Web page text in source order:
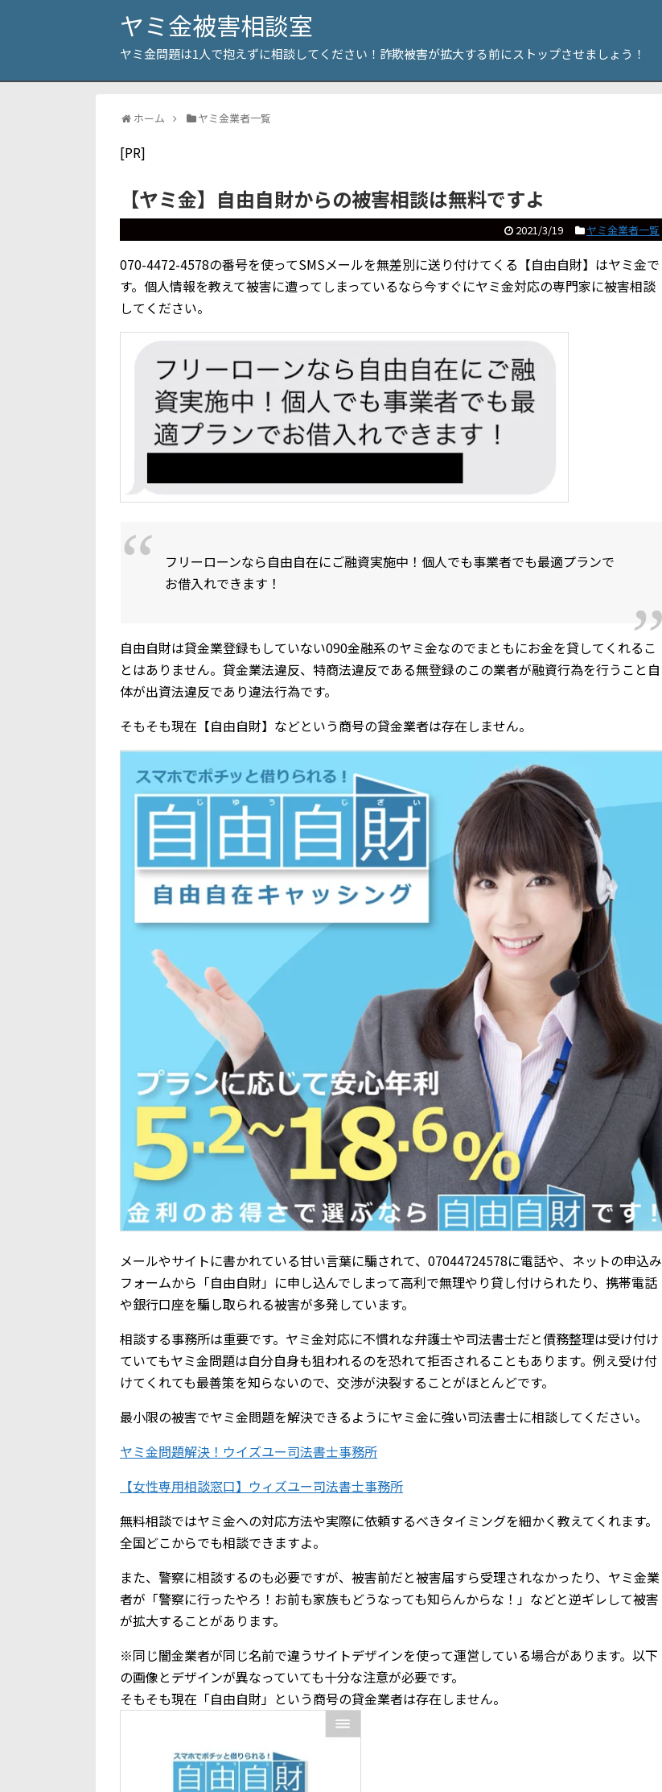
ヤミ金被害相談室
ヤミ金問題は1人で抱えずに相談してください！詐欺被害が拡大する前にストップさせましょう！
ホーム ヤミ金業者一覧
[PR]
【ヤミ金】自由自財からの被害相談は無料ですよ
2021/3/19 ヤミ金業者一覧
070-4472-4578の番号を使ってSMSメールを無差別に送り付けてくる【自由自財】はヤミ金で
す。個人情報を教えて被害に遭ってしまっているなら今すぐにヤミ金対応の専門家に被害相談
してください。
フリーローンなら自由自在にご融資実施中！個人でも事業者でも最適プランで
お借入れできます！
自由自財は貸金業登録もしていない090金融系のヤミ金なのでまともにお金を貸してくれるこ
とはありません。貸金業法違反、特商法違反である無登録のこの業者が融資行為を行うこと自
体が出資法違反であり違法行為です。
そもそも現在【自由自財】などという商号の貸金業者は存在しません。
メールやサイトに書かれている甘い言葉に騙されて、07044724578に電話や、ネットの申込み
フォームから「自由自財」に申し込んでしまって高利で無理やり貸し付けられたり、携帯電話
や銀行口座を騙し取られる被害が多発しています。
相談する事務所は重要です。ヤミ金対応に不慣れな弁護士や司法書士だと債務整理は受け付け
ていてもヤミ金問題は自分自身も狙われるのを恐れて拒否されることもあります。例え受け付
けてくれても最善策を知らないので、交渉が決裂することがほとんどです。
最小限の被害でヤミ金問題を解決できるようにヤミ金に強い司法書士に相談してください。
ヤミ金問題解決！ウイズユー司法書士事務所
【女性専用相談窓口】ウィズユー司法書士事務所
無料相談ではヤミ金への対応方法や実際に依頼するべきタイミングを細かく教えてくれます。
全国どこからでも相談できますよ。
また、警察に相談するのも必要ですが、被害前だと被害届すら受理されなかったり、ヤミ金業
者が「警察に行ったやろ！お前も家族もどうなっても知らんからな！」などと逆ギレして被害
が拡大することがあります。
※同じ闇金業者が同じ名前で違うサイトデザインを使って運営している場合があります。以下
の画像とデザインが異なっていても十分な注意が必要です。
そもそも現在「自由自財」という商号の貸金業者は存在しません。